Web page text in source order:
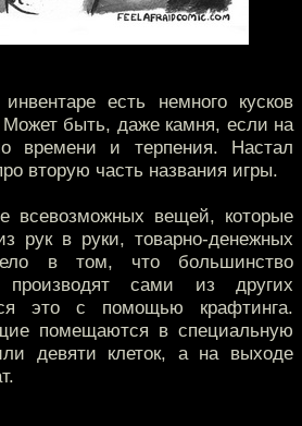
есть немного кусков
Может быть, даже камня, если на
времени и терпения. Настал
вторую часть названия игры.
всевозможных вещей, которые
рук в руки, товарно-денежных
в том, что большинство
производят сами из других
это с помощью крафтинга.
помещаются в специальную
девяти клеток, а на выходе